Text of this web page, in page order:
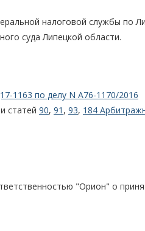
налоговой службы по
суда Липецкой области.
1163 по делу N А76-1170/2016
статей 90, 91 , 93, 184
"Орион" о